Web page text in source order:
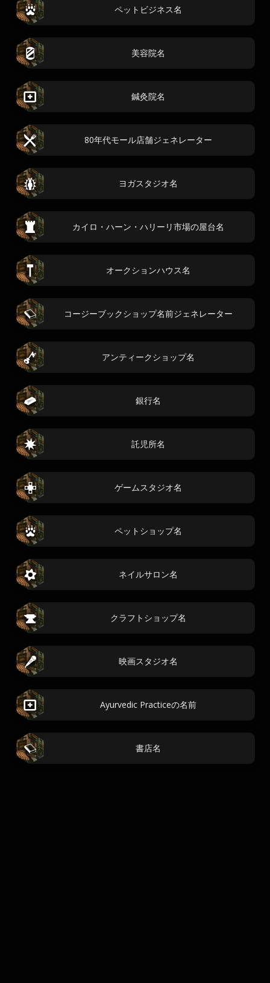
ペットビジネス名
美容院名
鍼灸院名
80年代モール店舗ジェネレーター
ヨガスタジオ名
カイロ・ハーン・ハリーリ市場の屋台名
オークションハウス名
コージーブックショップ名前ジェネレーター
アンティークショップ名
銀行名
託児所名
ゲームスタジオ名
ペットショップ名
ネイルサロン名
クラフトショップ名
映画スタジオ名
Ayurvedic Practiceの名前
書店名